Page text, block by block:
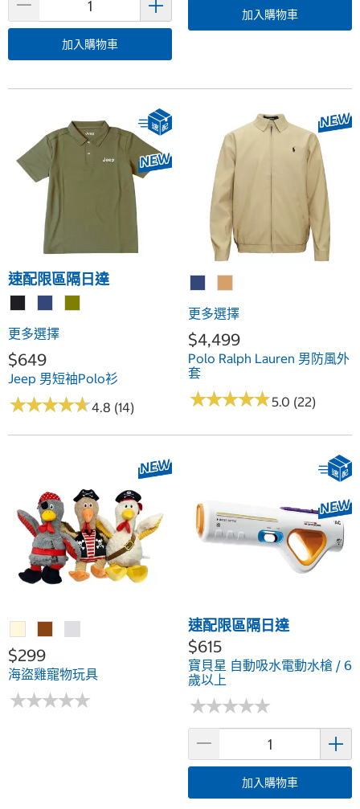
加入購物車
加入購物車
速配限區隔日達
更多選擇
$649
Jeep 男短袖Polo衫
★★★★★
★★★★★4.8 (14)
更多選擇
$4,499
Polo Ralph Lauren 男防風外
套
★★★★★
★★★★★5.0 (22)
$299
海盜雞寵物玩具
★★★★★
★★★★★
速配限區隔日達
$615
寶貝星 自動吸水電動水槍 / 6
歲以上
★★★★★
★★★★★
加入購物車